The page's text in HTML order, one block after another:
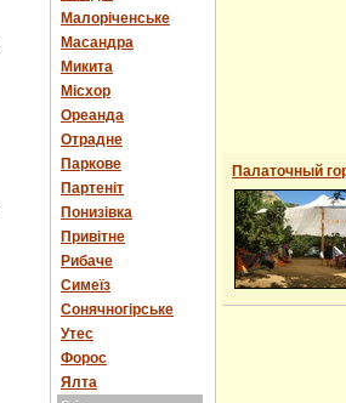
Малоріченське
Масандра
Микита
Місхор
Ореанда
Отрадне
Паркове
Партеніт
Понизівка
Привітне
Рибаче
Симеїз
Сонячногірське
Утес
Форос
Ялта
Палаточный